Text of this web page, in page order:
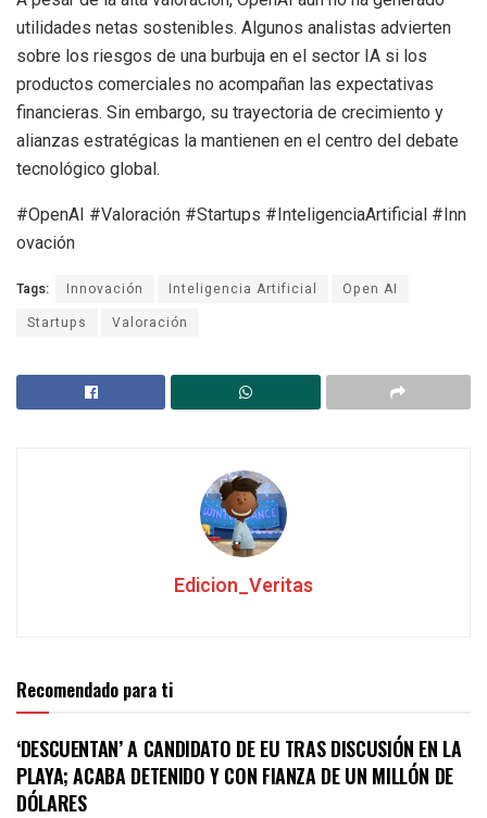
utilidades netas sostenibles. Algunos analistas advierten
sobre los riesgos de una burbuja en el sector IA si los
productos comerciales no acompañan las expectativas
financieras. Sin embargo, su trayectoria de crecimiento y
alianzas estratégicas la mantienen en el centro del debate
tecnológico global.
#OpenAI #Valoración #Startups #InteligenciaArtificial #Inn
ovación
Tags: Innovación Inteligencia Artificial
Open AI
Startups
Valoración
Edicion_Veritas
Recomendado para ti
‘DESCUENTAN’ A CANDIDATO DE EU TRAS DISCUSIÓN EN LA
PLAYA; ACABA DETENIDO Y CON FIANZA DE UN MILLÓN DE
DÓLARES